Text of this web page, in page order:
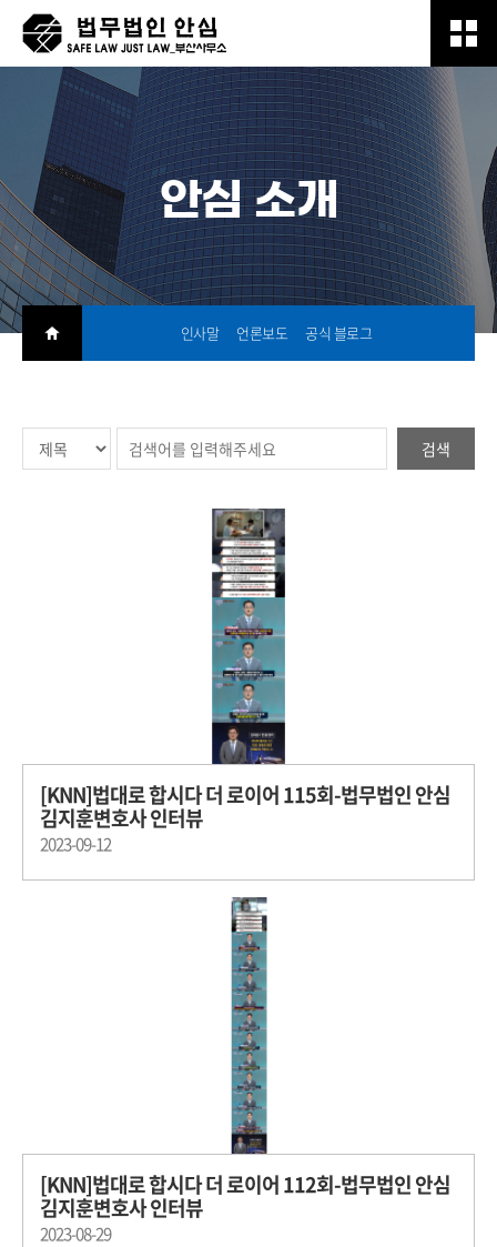
안심 소개
인사말 언론보도 공식 블로그
검색
[KNN]법대로 합시다 더 로이어 115회-법무법인 안심
김지훈변호사 인터뷰
2023-09-12
[KNN]법대로 합시다 더 로이어 112회-법무법인 안심
김지훈변호사 인터뷰
2023-08-29